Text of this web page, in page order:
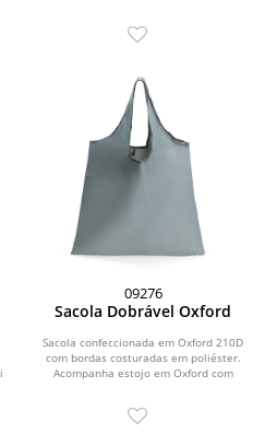
09276
Sacola Dobrável Oxford
Sacola confeccionada em Oxford 210D
com bordas costuradas em poliéster.
Acompanha estojo em Oxford com